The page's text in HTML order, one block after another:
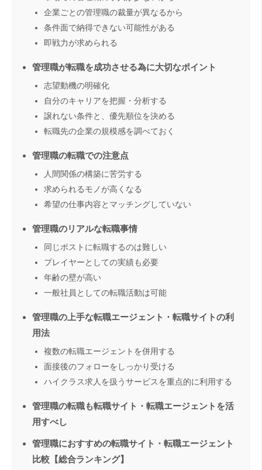
企業ごとの管理職の裁量が異なるから
条件面で納得できない可能性がある
即戦力が求められる
管理職が転職を成功させる為に大切なポイント
志望動機の明確化
自分のキャリアを把握・分析する
譲れない条件と、優先順位を決める
転職先の企業の規模感を調べておく
管理職の転職での注意点
人間関係の構築に苦労する
求められるモノが高くなる
希望の仕事内容とマッチングしていない
管理職のリアルな転職事情
同じポストに転職するのは難しい
プレイヤーとしての実績も必要
年齢の壁が高い
一般社員としての転職活動は可能
管理職の上手な転職エージェント・転職サイトの利
用法
複数の転職エージェントを併用する
面接後のフォローをしっかり受ける
ハイクラス求人を扱うサービスを重点的に利用する
管理職の転職も転職サイト・転職エージェントを活
用すべし
管理職におすすめの転職サイト・転職エージェント
比較【総合ランキング】